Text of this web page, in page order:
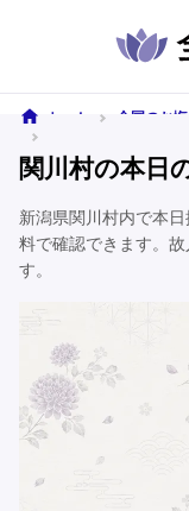
ホーム 全国のお
関川村の本日
新潟県関川村内で本
料で確認できます。
す。